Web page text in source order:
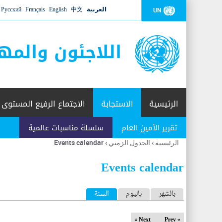
UN العربية 中文
English
Français
Русский
اللاجئون
الرئيسية الاستجابة
تقرير الأمين العام سلسلة مناسبات عالمية
الاجتماع الرفيع المستوى
أنت
هنا
الرئيسية › الجدول الزمني ›
Events calendar
Events calendar
ا
ل
بالشهر باليوم السنة (علامة التبويب النشطة)